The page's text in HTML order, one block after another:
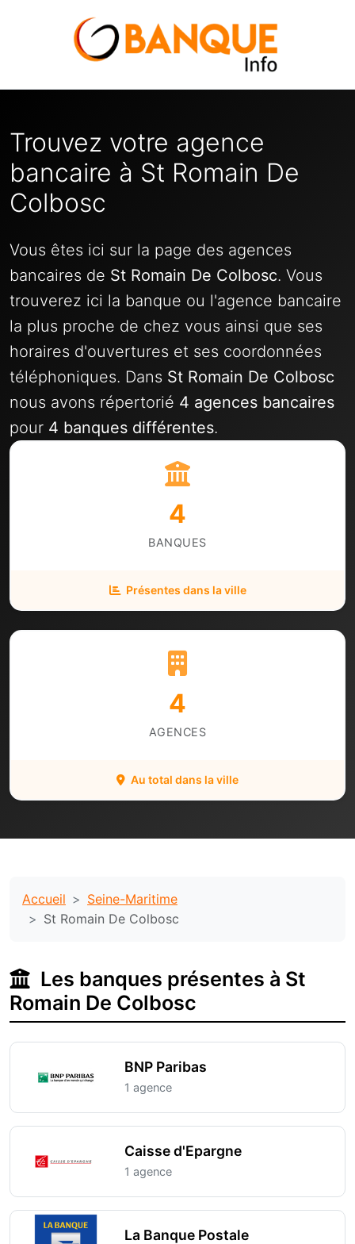
Trouvez votre agence
bancaire à St Romain De
Colbosc
Vous êtes ici sur la page des agences
bancaires de St Romain De Colbosc. Vous
trouverez ici la banque ou l'agence bancaire
la plus proche de chez vous ainsi que ses
horaires d'ouvertures et ses coordonnées
téléphoniques. Dans St Romain De Colbosc
nous avons répertorié 4 agences bancaires
pour 4 banques différentes.
4
BANQUES
Présentes dans la ville
4
AGENCES
Au total dans la ville
Accueil
Seine-Maritime
St Romain De Colbosc
Les banques présentes à St
Romain De Colbosc
BNP Paribas
1 agence
Caisse d'Epargne
1 agence
La Banque Postale